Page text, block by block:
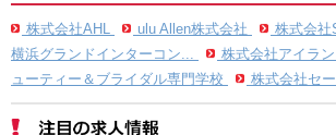
株式会社AHL ulu Allen株式会社 株式会社
横浜グランドインターコン...
株式会社アイラ
ューティー＆ブライダル専門学校
株式会社セ